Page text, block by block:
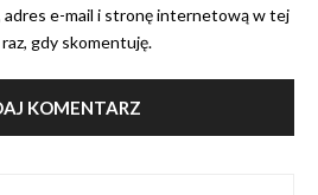
adres e-mail i stronę internetową w tej
gdy skomentuję.